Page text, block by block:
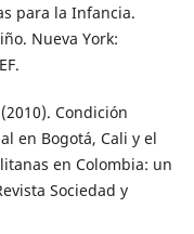
para la Infancia.
Nueva York:
Condición
en Bogotá, Cali y el
en Colombia: un
Sociedad y